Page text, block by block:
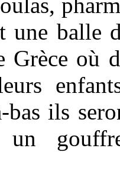
une balle
Grèce où
bas ils
un